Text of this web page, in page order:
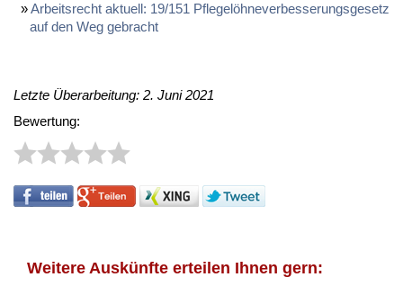
Ar­beits­recht ak­tu­ell: 19/151 Pfle­ge­löh­ne­ver­bes­se­rungs­ge­setz
auf den Weg ge­bracht
Letzte Überarbeitung: 2. Juni 2021
Bewertung:
Weitere Auskünfte erteilen Ihnen gern: